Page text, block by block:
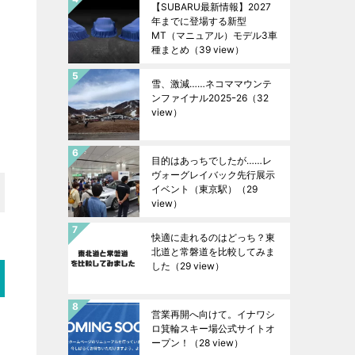
【SUBARU最新情報】2027
年までに登場する新型
MT（マニュアル）モデル3車
種まとめ （39 view）
雪、激減……ネコママウンテ
ンファイナル2025ｰ26 （32
view）
目的はあっちでしたが……レ
ヴォーグレイバック先行展示
イベント（東京駅）
（29
view）
快適に走れるのはどっち？東
北道と常磐道を比較してみま
した （29 view）
営業再開へ向けて。イナワシ
ロ箕輪スキー場公式サイトオ
ープン！
（28 view）